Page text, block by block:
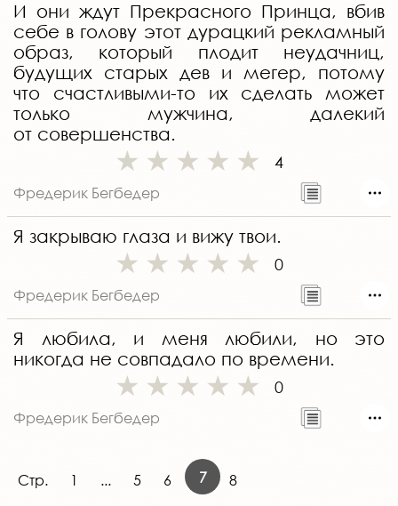
И они ждут Прекрасного Принца, вбив
себе в голову этот дурацкий рекламный
образ, который плодит неудачниц,
будущих старых дев и мегер, потому
что счастливыми-то их сделать может
только мужчина, далекий
от совершенства.
4
Фредерик Бегбедер
Я закрываю глаза и вижу твои.
0
Фредерик Бегбедер
Я любила, и меня любили, но это
никогда не совпадало по времени.
0
Фредерик Бегбедер
Стр. 1 ... 5 6 7 8